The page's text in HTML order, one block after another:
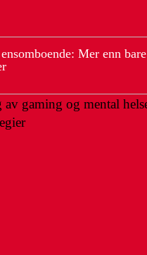
Mer enn bare